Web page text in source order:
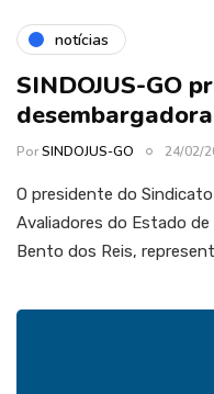
notícias
SINDOJUS-GO
PorSINDOJUS-GO 24/02/
O presidente do
Avaliadores do Estado de
Bento dos Reis,